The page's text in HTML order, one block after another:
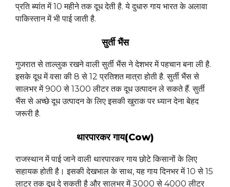
प्रति ब्यांत में 10 महीने तक दूध देती है. ये दुधारु गाय भारत के अलावा
पाकिस्तान में भी पाई जाती है.
सुर्ती भैंस
गुजरात से ताल्लुक रखने वाली सुर्ती भैंस ने देशभर में पहचान बना ली है.
इसके दूध में वसा की 8 से 12 प्रतिशत मात्रा होती है. सुर्ती भैंस से
सालभर में 900 से 1300 लीटर तक दूध उत्पादन ले सकते हैं. सुर्ती
भैंस से अच्छे दूध उत्पादन के लिए इसकी खुराक पर ध्यान देना बेहद
जरूरी है.
थारपारकर गाय(Cow)
राजस्थान में पाई जाने वाली थारपारकर गाय छोटे किसानों के लिए
सहायक होती है। इसकी देखभाल के साथ, यह गाय दिनभर में 10 से 15
लाटर तक दूध दे सकती है और सालभर में 3000 से 4000 लीटर